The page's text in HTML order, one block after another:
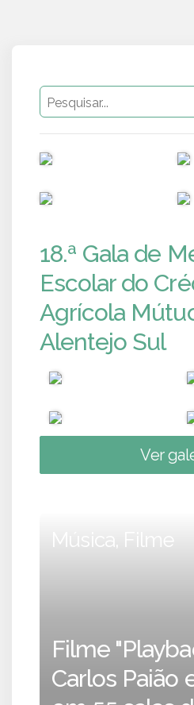
18.ª Gala de
Escolar do
Agrícola
Alentejo Sul
Ver
Música, Filme
Filme
Carlos Paião